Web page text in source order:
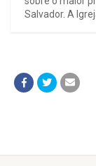
Salvador. A